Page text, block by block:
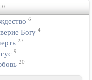
10
6
Богу 4
27
9
20